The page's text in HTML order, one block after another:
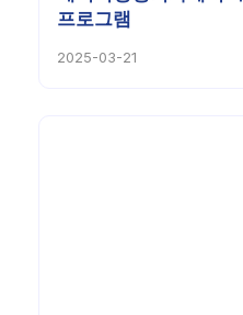
프로그램
2025-03-21